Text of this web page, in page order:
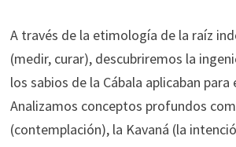
A través de la etimología de la raíz
(medir, curar), descubriremos la
los sabios de la Cábala aplicaban
Analizamos conceptos profundos
(contemplación), la Kavaná (la